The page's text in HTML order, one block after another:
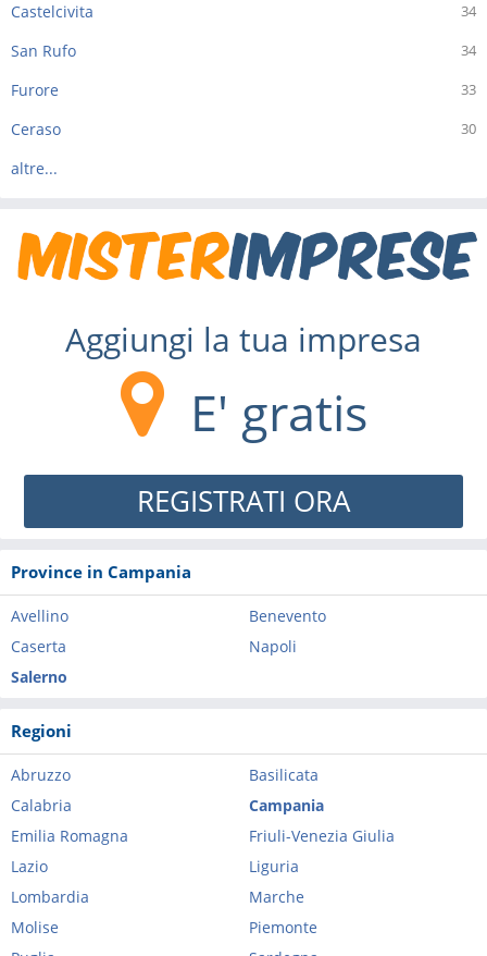
34
Castelcivita
34
San Rufo
33
Furore
30
Ceraso
altre...
Aggiungi la tua impresa
E' gratis
REGISTRATI ORA
Province in Campania
Avellino
Benevento
Caserta
Napoli
Salerno
Regioni
Abruzzo
Basilicata
Calabria
Campania
Emilia Romagna
Friuli-Venezia Giulia
Lazio
Liguria
Lombardia
Marche
Molise
Piemonte